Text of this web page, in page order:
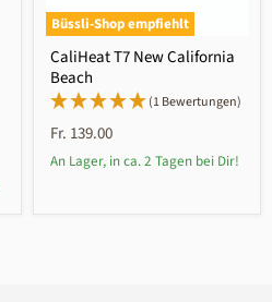
Büssli-Shop empfiehlt
CaliHeat T7 New California
Beach
(1 Bewertungen)
Fr. 139.00
An Lager, in ca. 2 Tagen bei Dir!